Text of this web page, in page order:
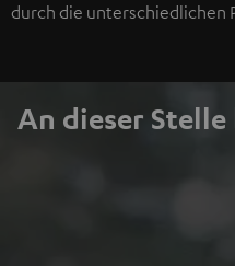
durch die unterschiedlichen
An dieser